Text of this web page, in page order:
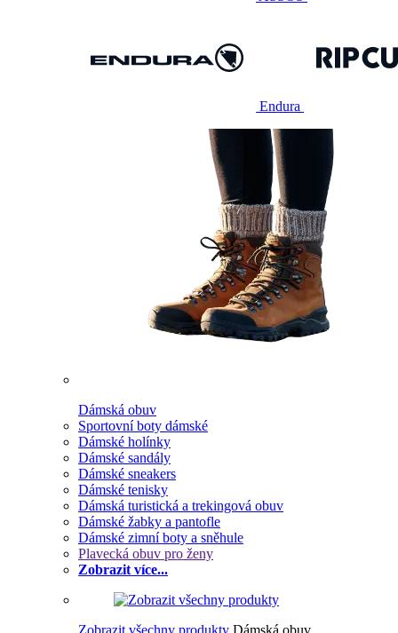
Endura
Dámská obuv
Sportovní boty dámské
Dámské holínky
Dámské sandály
Dámské sneakers
Dámské tenisky
Dámská turistická a trekingová obuv
Dámské žabky a pantofle
Dámské zimní boty a sněhule
Plavecká obuv pro ženy
Zobrazit více...
Zobrazit všechny produkty Dámská obuv